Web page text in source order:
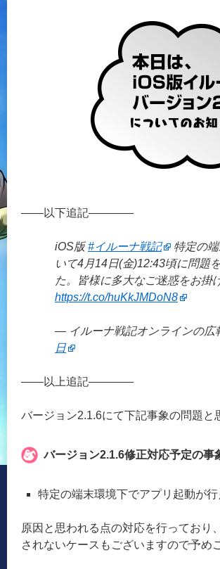
――以下追記――――
iOS版#イルーナ戦記
特定の
いて4月14日(金)12:43頃に問題
た。皆様に多大なご迷惑をお掛
https://t.co/huKkJMDoN8
— イルーナ戦記オンラインの広
日
――以上追記――――
バージョン2.1.6にて下記事象の問題と
バージョン2.1.6修正対応予定の事
特定の端末環境下でアプリ起動が行
原因と思われる点の対応を行っており
されないケースもございますので予め